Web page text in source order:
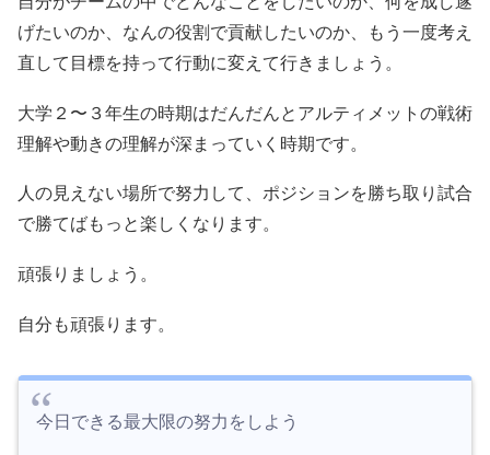
げたいのか、なんの役割で貢献したいのか、もう一度考え
直して目標を持って行動に変えて行きましょう。
大学２〜３年生の時期はだんだんとアルティメットの戦術
理解や動きの理解が深まっていく時期です。
人の見えない場所で努力して、ポジションを勝ち取り試合
で勝てばもっと楽しくなります。
頑張りましょう。
自分も頑張ります。
今日できる最大限の努力をしよう